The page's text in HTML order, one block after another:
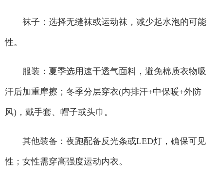
袜子：选择无缝袜或运动袜，减少起水泡的可能
性。
服装：夏季选用速干透气面料，避免棉质衣物吸
汗后加重摩擦；冬季分层穿衣(内排汗+中保暖+外防
风)，戴手套、帽子或头巾。
其他装备：夜跑配备反光条或LED灯，确保可见
性；女性需穿高强度运动内衣。